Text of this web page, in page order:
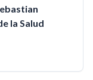
la Salud